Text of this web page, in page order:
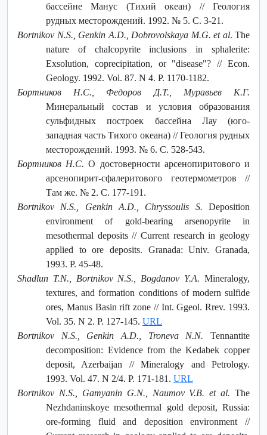
бассейне Манус (Тихий океан) // Геология
рудных месторождений. 1992. № 5. С. 3-21.
Bortnikov N.S., Genkin A.D., Dobrovolskaya M.G. et al. The
nature of chalcopyrite inclusions in sphalerite:
Exsolution, coprecipitation, or "disease"? // Econ.
Geology. 1992. Vol. 87. N 4. P. 1170-1182.
Бортников Н.С., Федоров Д.Т., Муравьев К.Г.
Минеральный состав и условия образования
сульфидных построек бассейна Лау (юго-
западная часть Тихого океана) // Геология рудных
месторождений. 1993. № 6. С. 528-543.
Бортников Н.С. О достоверности арсенопиритового и
арсенопирит-сфалеритового геотермометров //
Там же. № 2. С. 177-191.
Bortnikov N.S., Genkin A.D., Chryssoulis S. Deposition
environment of gold-bearing arsenopyrite in
mesothermal deposits // Current research in geology
applied to ore deposits. Granada: Univ. Granada,
1993. P. 45-48.
Shadlun T.N., Bortnikov N.S., Bogdanov Y.A. Mineralogy,
textures, and formation conditions of modern sulfide
ores, Manus Basin rift zone // Int. Ggeol. Rrev. 1993.
Vol. 35. N 2. P. 127-145. URL
Bortnikov N.S., Genkin A.D., Troneva N.N. Tennantite
decomposition: Evidence from the Kedabek copper
deposit, Azerbaijan // Mineralogy and Petrology.
1993. Vol. 47. N 2/4. P. 171-181. URL
Bortnikov N.S., Gamyanin G.N., Naumov V.B. et al. The
Nezhdaninskoye mesothermal gold deposit, Russia:
ore-forming fluid and deposition environment //